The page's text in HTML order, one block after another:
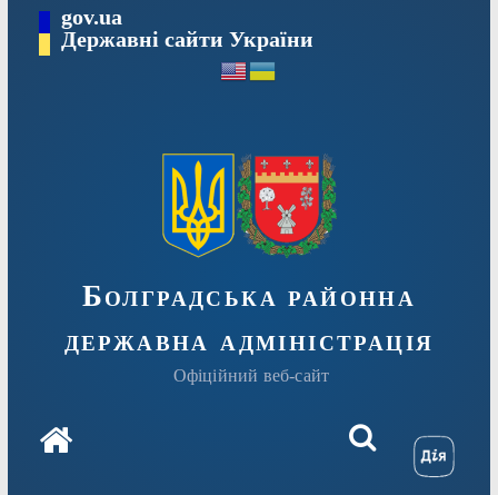
Перейтиgov.ua
Державні сайти України
Болградська районна
державна адміністрація
Офіційний веб-сайт